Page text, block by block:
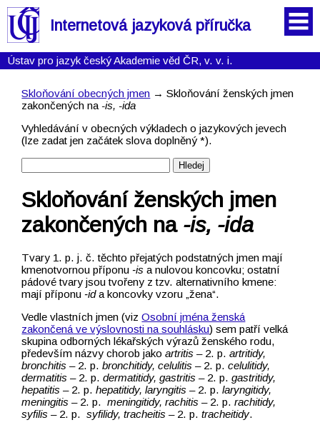
Internetová jazyková příručka
Ústav pro jazyk český Akademie věd ČR, v. v. i.
Skloňování obecných jmen → Skloňování ženských jmen
zakončených na-is, -ida
Vyhledávání v obecných výkladech o jazykových jevech
(lze zadat jen začátek slova doplněný *).
Skloňování ženských jmen
zakončených na -is, -ida
Tvary 1. p. j. č. těchto přejatých podstatných jmen mají
kmenotvornou příponu‑is a nulovou koncovku; ostatní
pádové tvary jsou tvořeny z tzv. alternativního kmene:
mají příponu‑ida koncovky vzoru „žena“.
Vedle vlastních jmen (vizOsobní jména ženská
zakončená ve výslovnosti na souhlásku) sem patří velká
skupina odborných lékařských výrazů ženského rodu,
především názvy chorob jakoartritis –⁠⁠2. p.artritidy,
bronchitis –⁠⁠2. p.bronchitidy, celulitis –⁠⁠2. p.celulitidy,
dermatitis –⁠⁠2. p.dermatitidy, gastritis –⁠⁠2. p.gastritidy,
hepatitis –⁠⁠2. p.hepatitidy, laryngitis –⁠⁠2. p.laryngitidy,
meningitis –⁠⁠2. p. meningitidy, rachitis –⁠⁠2. p.rachitidy,
syfilis –⁠⁠2. p. syfilidy, tracheitis –⁠⁠2. p.tracheitidy.